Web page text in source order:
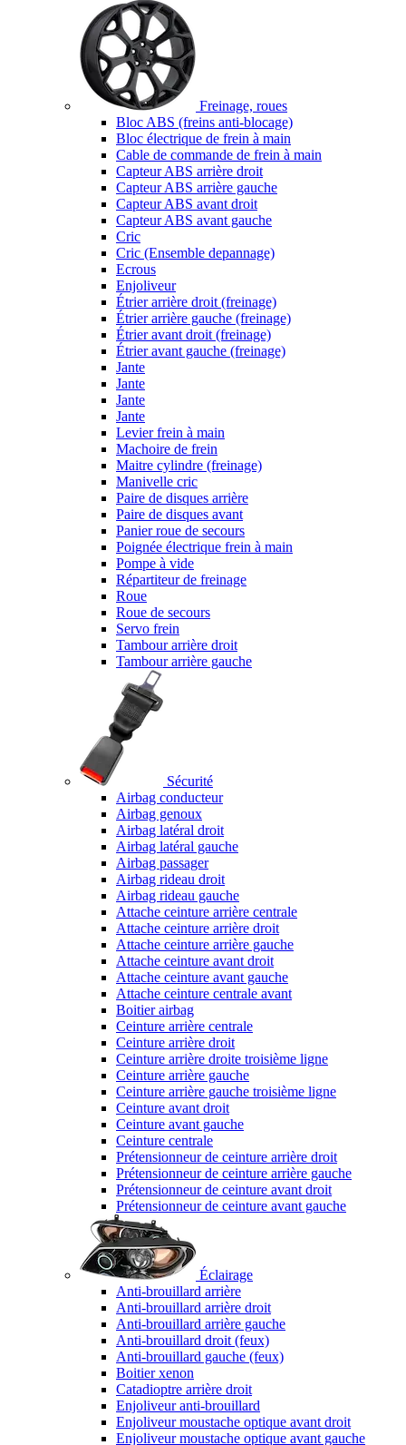
Freinage, roues
Bloc ABS (freins anti-blocage)
Bloc électrique de frein à main
Cable de commande de frein à main
Capteur ABS arrière droit
Capteur ABS arrière gauche
Capteur ABS avant droit
Capteur ABS avant gauche
Cric
Cric (Ensemble depannage)
Ecrous
Enjoliveur
Étrier arrière droit (freinage)
Étrier arrière gauche (freinage)
Étrier avant droit (freinage)
Étrier avant gauche (freinage)
Jante
Jante
Jante
Jante
Levier frein à main
Machoire de frein
Maitre cylindre (freinage)
Manivelle cric
Paire de disques arrière
Paire de disques avant
Panier roue de secours
Poignée électrique frein à main
Pompe à vide
Répartiteur de freinage
Roue
Roue de secours
Servo frein
Tambour arrière droit
Tambour arrière gauche
Sécurité
Airbag conducteur
Airbag genoux
Airbag latéral droit
Airbag latéral gauche
Airbag passager
Airbag rideau droit
Airbag rideau gauche
Attache ceinture arrière centrale
Attache ceinture arrière droit
Attache ceinture arrière gauche
Attache ceinture avant droit
Attache ceinture avant gauche
Attache ceinture centrale avant
Boitier airbag
Ceinture arrière centrale
Ceinture arrière droit
Ceinture arrière droite troisième ligne
Ceinture arrière gauche
Ceinture arrière gauche troisième ligne
Ceinture avant droit
Ceinture avant gauche
Ceinture centrale
Prétensionneur de ceinture arrière droit
Prétensionneur de ceinture arrière gauche
Prétensionneur de ceinture avant droit
Prétensionneur de ceinture avant gauche
Éclairage
Anti-brouillard arrière
Anti-brouillard arrière droit
Anti-brouillard arrière gauche
Anti-brouillard droit (feux)
Anti-brouillard gauche (feux)
Boitier xenon
Catadioptre arrière droit
Enjoliveur anti-brouillard
Enjoliveur moustache optique avant droit
Enjoliveur moustache optique avant gauche